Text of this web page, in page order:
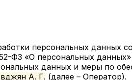
персональных данных
ФЗ «О персональных
данных и меры по
А. Г. (далее – Оператор).